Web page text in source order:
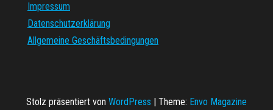
Impressum
Datenschutzerklärung
Allgemeine Geschäftsbedingungen
Stolz präsentiert von WordPress | Theme: Envo Magazine